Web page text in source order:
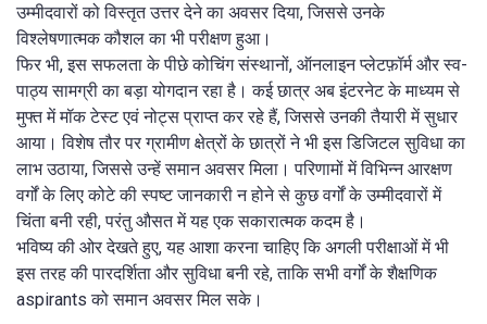
उम्मीदवारों को विस्तृत उत्तर देने का अवसर दिया, जिससे उनके
विश्लेषणात्मक कौशल का भी परीक्षण हुआ।
फिर भी, इस सफलता के पीछे कोचिंग संस्थानों, ऑनलाइन प्लेटफ़ॉर्म और स्व-
पाठ्य सामग्री का बड़ा योगदान रहा है। कई छात्र अब इंटरनेट के माध्यम से
मुफ्त में मॉक टेस्ट एवं नोट्स प्राप्त कर रहे हैं, जिससे उनकी तैयारी में सुधार
आया। विशेष तौर पर ग्रामीण क्षेत्रों के छात्रों ने भी इस डिजिटल सुविधा का
लाभ उठाया, जिससे उन्हें समान अवसर मिला। परिणामों में विभिन्न आरक्षण
वर्गों के लिए कोटे की स्पष्ट जानकारी न होने से कुछ वर्गों के उम्मीदवारों में
चिंता बनी रही, परंतु औसत में यह एक सकारात्मक कदम है।
भविष्य की ओर देखते हुए, यह आशा करना चाहिए कि अगली परीक्षाओं में भी
इस तरह की पारदर्शिता और सुविधा बनी रहे, ताकि सभी वर्गों के शैक्षणिक
aspirants को समान अवसर मिल सके।